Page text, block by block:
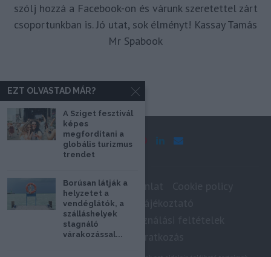
szólj hozzá a Facebook-on és várunk szeretettel zárt
csoportunkban is. Jó utat, sok élményt! Kassay Tamás
Mr Spabook
Impresszum Médiaajánlat
Adatkezelési tájékoztató
Szerzői jogok, felhasználási feltételek
Hírlevél feliratkozás
EZT OLVASTAD MÁR?
A Sziget fesztivál
képes
megfordítani a
globális turizmus
trendet
Borúsan látják a
helyzetet a
vendéglátók, a
szálláshelyek
stagnáló
várakozással...